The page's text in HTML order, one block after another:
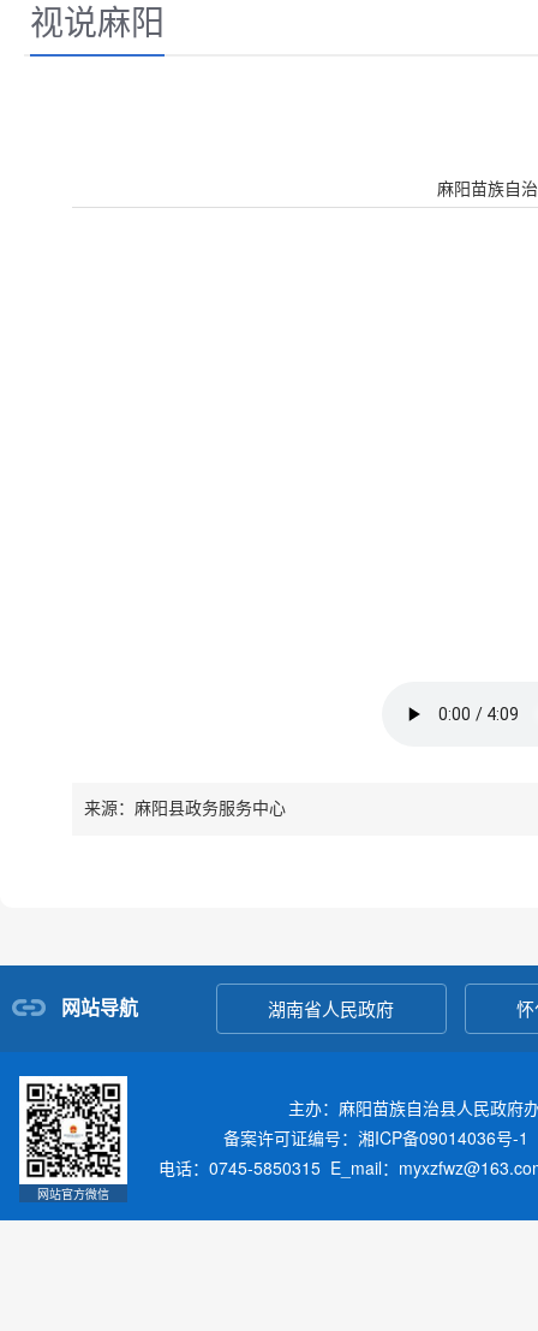
视说麻阳
麻阳苗族自
来源：麻阳县政务服务中心
网站导航 湖南省人民政府
网站官方微信
主办：麻阳苗族自治县人民政
备案许可证编号：湘ICP备09014036号-1
电话：0745-5850315 E_mail：